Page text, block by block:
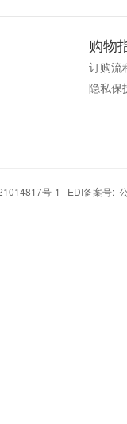
购物
订购流
隐私保
号-1 EDI备案号: